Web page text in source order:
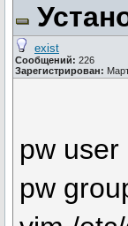
exist
Сообщений: 226
Зарегистрирован:
pw user
pw